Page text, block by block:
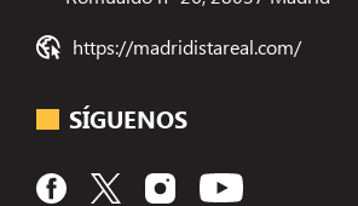
https://madridistareal.com/
SÍGUENOS